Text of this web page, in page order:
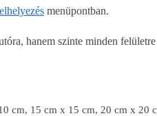
menüpontban.
hanem szinte minden
cm, 15 cm x 15 cm, 20 cm x 20